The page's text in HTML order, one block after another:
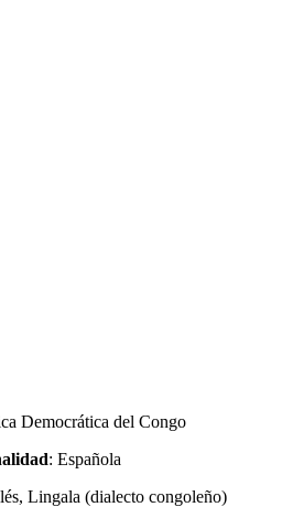
Democrática del Congo
: Española
Lingala (dialecto congoleño)